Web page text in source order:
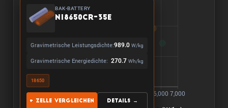
BAK-BATTERY
N18650CR-35E
Gravimetrische Leistungsdichte:989.0 W/kg
Gravimetrische Energiedichte: 270.7 Wh/kg
18650
+ Zelle vergleichen Details →